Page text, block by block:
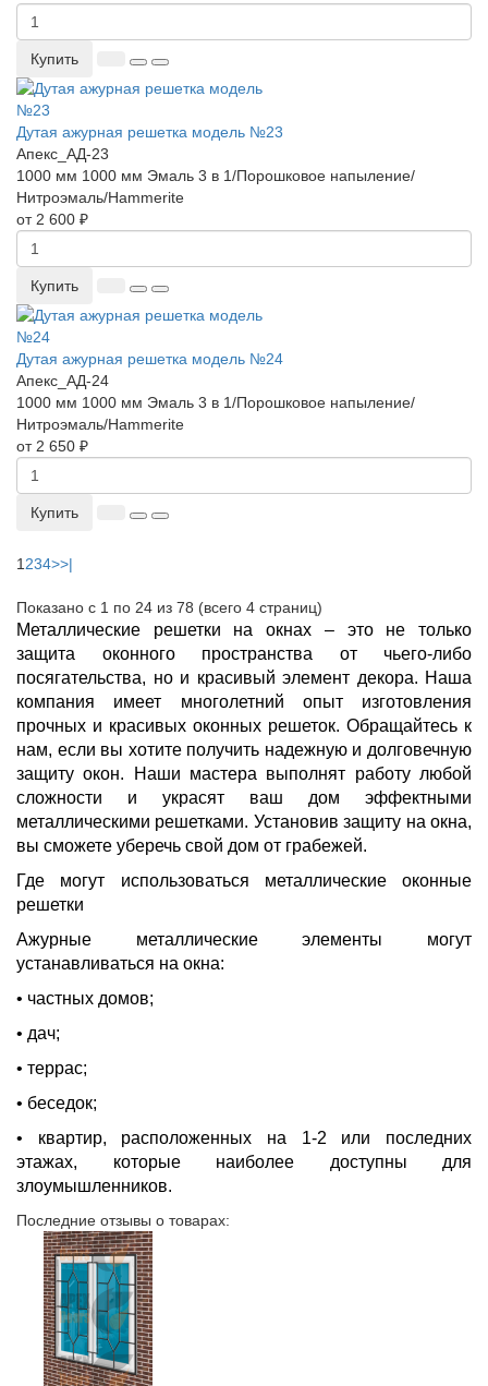
Купить
Дутая ажурная решетка модель №23
Апекс_АД-23
1000 мм 1000 мм Эмаль 3 в 1/Порошковое напыление/
Нитроэмаль/Hammerite
от 2 600 ₽
Купить
Дутая ажурная решетка модель №24
Апекс_АД-24
1000 мм 1000 мм Эмаль 3 в 1/Порошковое напыление/
Нитроэмаль/Hammerite
от 2 650 ₽
Купить
1 234>>|
Показано с 1 по 24 из 78 (всего 4 страниц)
Металлические решетки на окнах – это не только
защита оконного пространства от чьего-либо
посягательства, но и красивый элемент декора. Наша
компания имеет многолетний опыт изготовления
прочных и красивых оконных решеток. Обращайтесь к
нам, если вы хотите получить надежную и долговечную
защиту окон. Наши мастера выполнят работу любой
сложности и украсят ваш дом эффектными
металлическими решетками. Установив защиту на окна,
вы сможете уберечь свой дом от грабежей.
Где могут использоваться металлические оконные
решетки
Ажурные металлические элементы могут
устанавливаться на окна:
• частных домов;
• дач;
• террас;
• беседок;
• квартир, расположенных на 1-2 или последних
этажах, которые наиболее доступны для
злоумышленников.
Последние отзывы о товарах: